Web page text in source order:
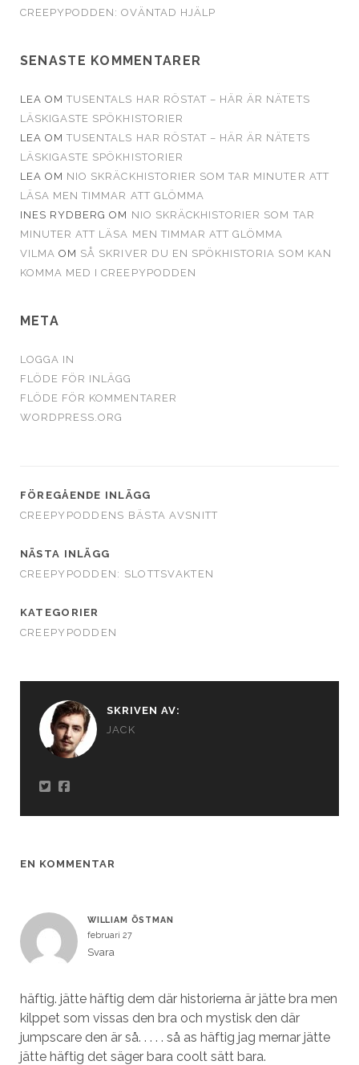
CREEPYPODDEN: OVÄNTAD HJÄLP
SENASTE KOMMENTARER
LEA OMTUSENTALS HAR RÖSTAT – HÄR ÄR NÄTETS
LÄSKIGASTE SPÖKHISTORIER
LEA OMTUSENTALS HAR RÖSTAT – HÄR ÄR NÄTETS
LÄSKIGASTE SPÖKHISTORIER
LEA OM NIO SKRÄCKHISTORIER SOM TAR MINUTER ATT
LÄSA MEN TIMMAR ATT GLÖMMA
INES RYDBERG OM NIO SKRÄCKHISTORIER SOM TAR
MINUTER ATT LÄSA MEN TIMMAR ATT GLÖMMA
VILMA OM SÅ SKRIVER DU EN SPÖKHISTORIA SOM KAN
KOMMA MED I CREEPYPODDEN
META
LOGGA IN
FLÖDE FÖR INLÄGG
FLÖDE FÖR KOMMENTARER
WORDPRESS.ORG
FÖREGÅENDE INLÄGG
CREEPYPODDENS BÄSTA AVSNITT
NÄSTA INLÄGG
CREEPYPODDEN: SLOTTSVAKTEN
KATEGORIER
CREEPYPODDEN
SKRIVEN AV:
JACK
EN KOMMENTAR
WILLIAM ÖSTMAN
februari 27
Svara
häftig. jätte häftig dem där historierna är jätte bra men
kilppet som vissas den bra och mystisk den där
jumpscare den är så. . . . . så as häftig jag mernar jätte
jätte häftig det säger bara coolt sätt bara.